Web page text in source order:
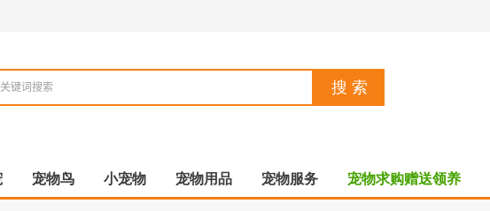
宠物鸟 小宠物 宠物用品 宠物服务 宠物求购赠送领养